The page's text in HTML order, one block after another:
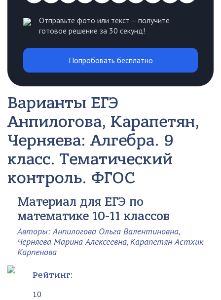
Отправьте фото или текст – получите
готовое решение за 30 секунд!
Попробовать бесплатно
Варианты ЕГЭ
Анпилогова, Карапетян,
Черняева: Алгебра. 9
класс. Тематический
контроль. ФГОС
Материал для ЕГЭ по
математике 10-11 классов
Авторы: Анпилогова Ольга Валентиновна,
Черняева Марина Алексеевна, Карапетян Астхик
Карпенова
Рейтинг:
10